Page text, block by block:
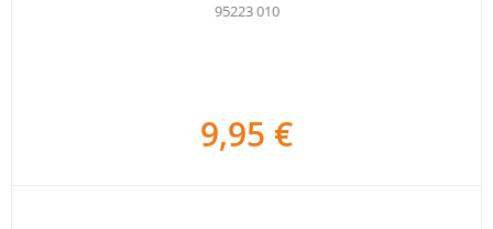
95223 010
9,95 €